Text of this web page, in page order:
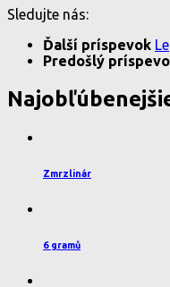
Sledujte nás:
Ďalší príspevok
Predošlý
Zmrzlinár
6 gramů